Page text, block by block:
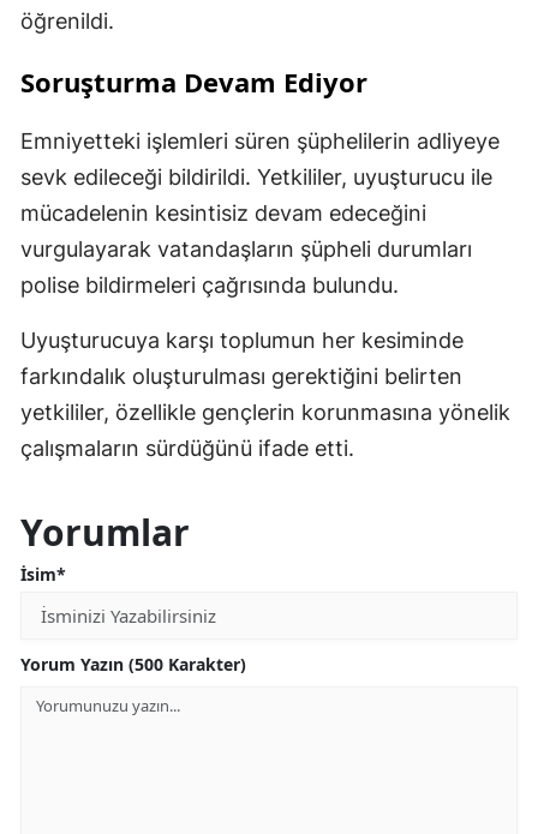
öğrenildi.
Soruşturma Devam Ediyor
Emniyetteki işlemleri süren şüphelilerin adliyeye
sevk edileceği bildirildi. Yetkililer, uyuşturucu ile
mücadelenin kesintisiz devam edeceğini
vurgulayarak vatandaşların şüpheli durumları
polise bildirmeleri çağrısında bulundu.
Uyuşturucuya karşı toplumun her kesiminde
farkındalık oluşturulması gerektiğini belirten
yetkililer, özellikle gençlerin korunmasına yönelik
çalışmaların sürdüğünü ifade etti.
Yorumlar
İsim*
Yorum Yazın (500 Karakter)